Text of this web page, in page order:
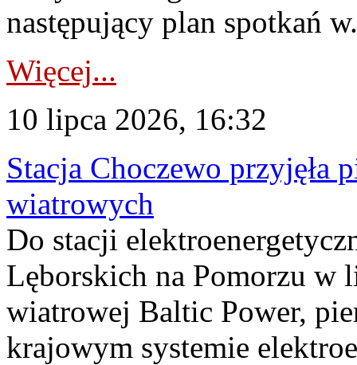
następujący plan spotkań
Więcej...
10 lipca 2026, 16:32
Stacja Choczewo przyjęła
wiatrowych
Do stacji
Lęborskich na Pomorzu w
wiatrowej Baltic Power,
krajowym systemie